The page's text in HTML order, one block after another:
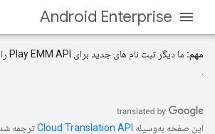
Android Enterprise
مهم: ما دیگر ثبت نام های جدید برای Play EMM API را نمی پذیریم.
این صفحه به‌وسیله ترجمه